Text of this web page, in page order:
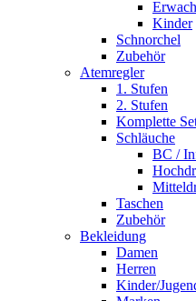
Kinder
Schnorchel
Zubehör
Atemregler
1. Stufen
2. Stufen
Komplette
Schläuche
BC /
Taschen
Zubehör
Bekleidung
Damen
Herren
Kinder/